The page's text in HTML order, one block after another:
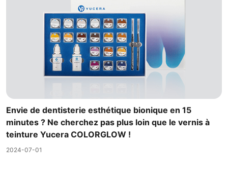
Envie de dentisterie esthétique bionique en 15
minutes ? Ne cherchez pas plus loin que le vernis à
teinture Yucera COLORGLOW !
2024-07-01